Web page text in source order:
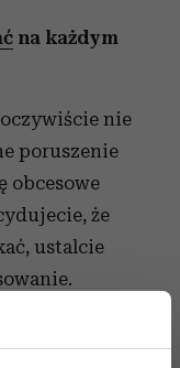
na każdym
nie
poruszenie
obcesowe
że
ustalcie
się